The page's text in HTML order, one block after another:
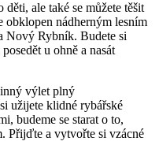
ale také se můžete těšit
nádherným lesním
Nový Rybník. Budete si
u ohně a nasát
výlet plný
užijete klidné rybářské
budeme se starat o to,
Přijďte a vytvořte si vzácné